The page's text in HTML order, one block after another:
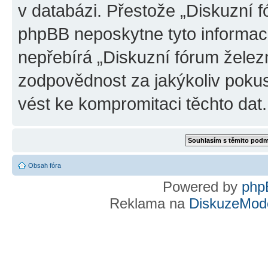
v databázi. Přestože „Diskuzní
phpBB neposkytne tyto
nepřebírá „Diskuzní fórum
zodpovědnost za jakýkoliv
vést ke kompromitaci těchto dat.
Obsah fóra
Powered by
Reklama na